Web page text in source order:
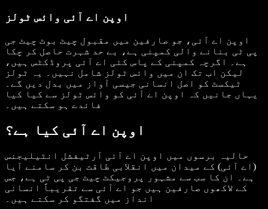
اوپن اے آئی وائس ٹولز
اوپن اے آئی، جو صارفین میں مقبول چیٹ بوٹ چیٹ جی
پی ٹی بنانے والی کمپنی ہے، بے حد شہرت حاصل کر چکا
ہے۔ اگرچہ کمپنی کے پاس کئی اے آئی پروڈکٹس ہیں،
لیکن اب تک ان میں وائس ٹولز شامل نہیں۔ یہ ٹولز
ٹیکسٹ کو اصل انسانی جیسی آواز میں بدل دیں گے۔
یہاں جانیں کہ اوپن اے آئی کو وائس ٹولز سے کیا کیا
فائدے ہو سکتے ہیں۔
اوپن اے آئی کیا ہے؟
حالیہ برسوں میں اوپن اے آئی آرٹیفشل انٹیلیجنس
(اے آئی) کے میدان میں انقلابی طاقت بن کر سامنے آیا
ہے۔ ان کا سب سے مشہور پروجیکٹ چیٹ جی پی ٹی ہے، جس
کے لاکھوں صارفین ہیں جو اے آئی سے تقریباً انسانی
انداز میں گفتگو کر سکتے ہیں۔